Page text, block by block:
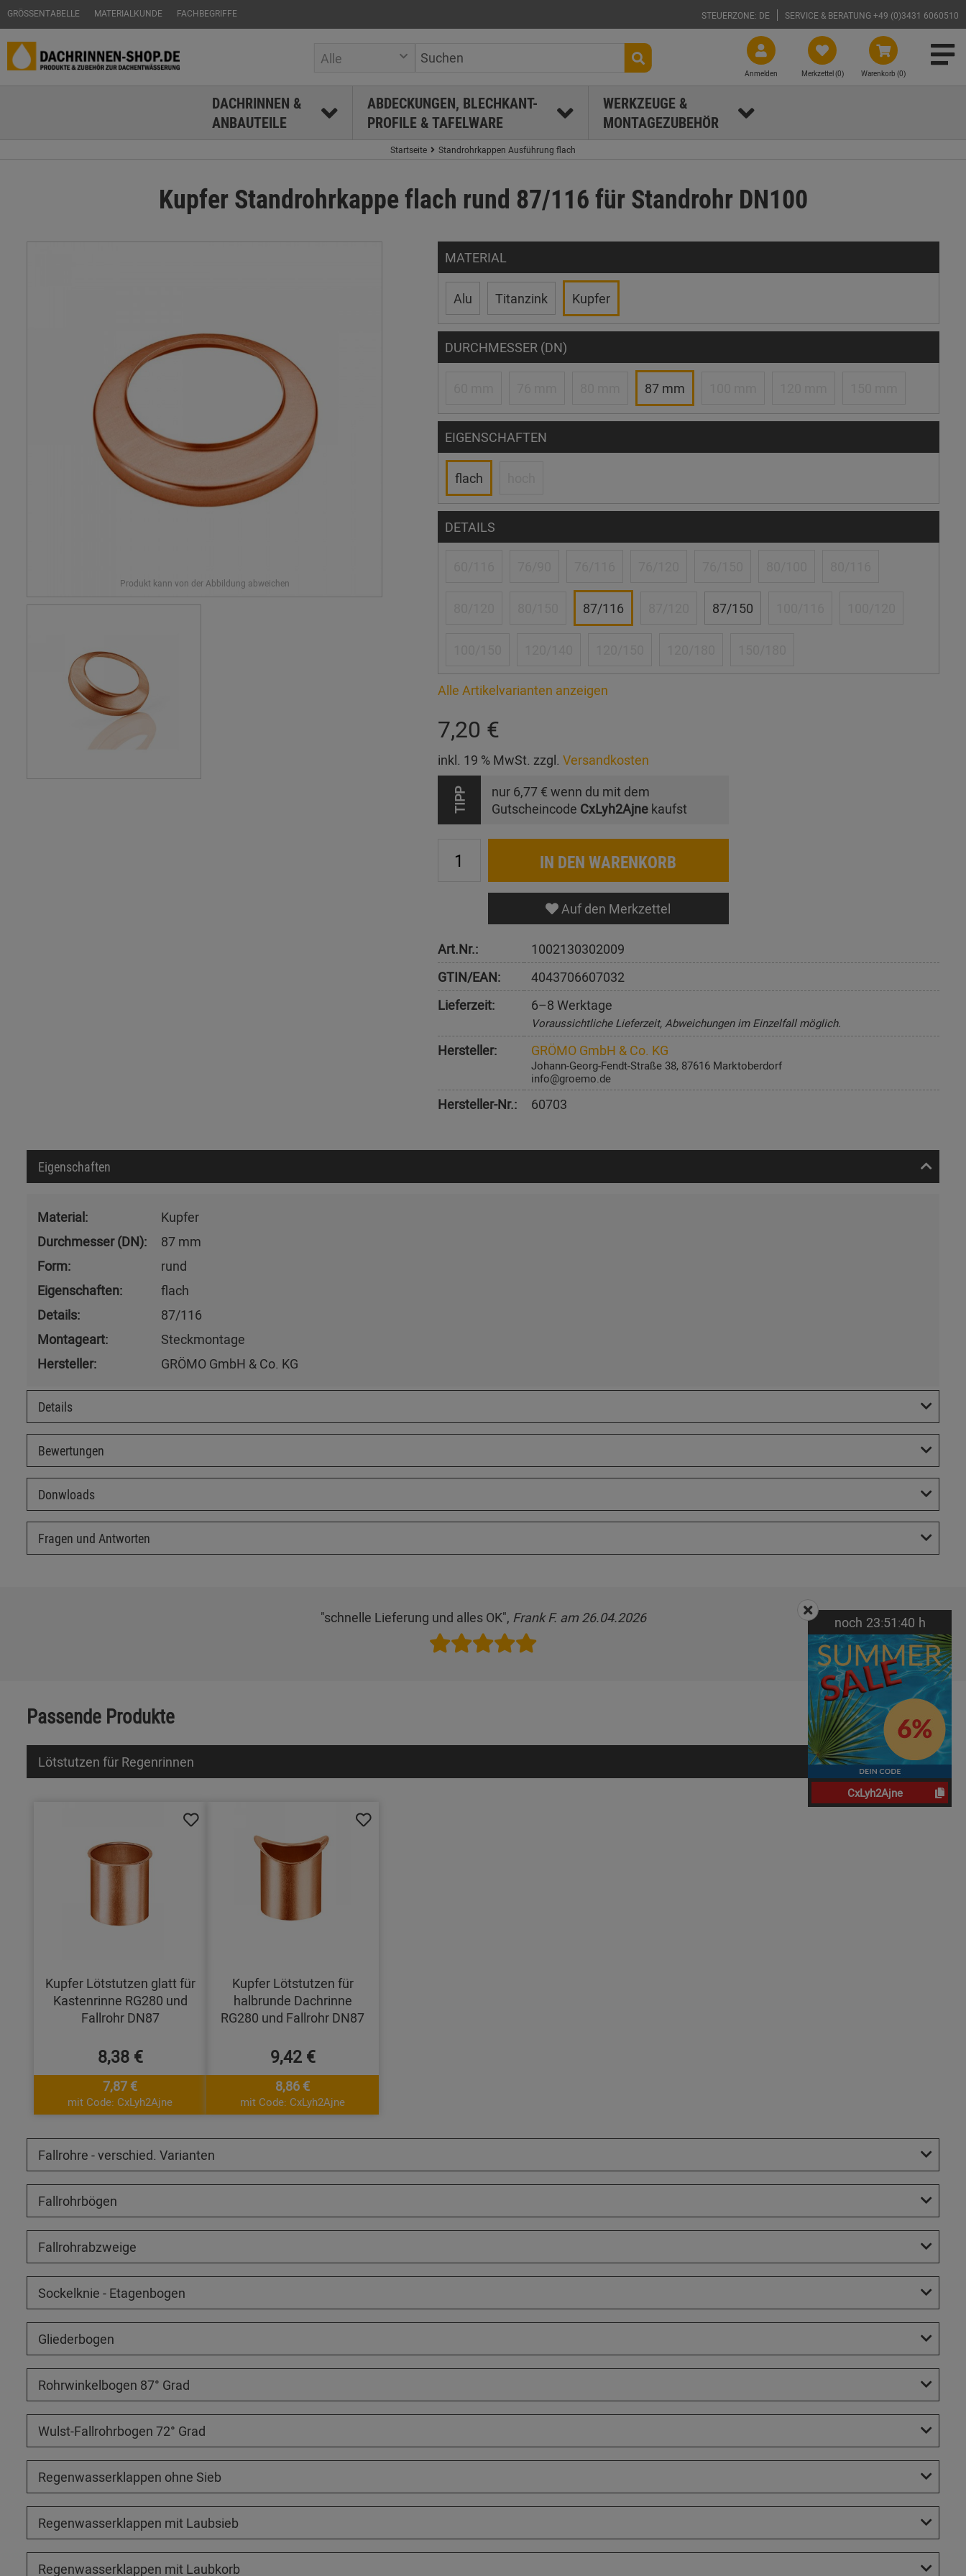
GRÖSSENTABELLE MATERIALKUNDE FACHBEGRIFFE STEUERZONE: DE SERVICE & BERATUNG +49 (0)3431 6060510
Warenkorb (0)
Merkzettel (0)
Anmelden
Alle
DACHRINNEN &
ANBAUTEILE
ABDECKUNGEN, BLECHKANT-
PROFILE & TAFELWARE
WERKZEUGE &
MONTAGEZUBEHÖR
Startseite Standrohrkappen Ausführung flach
Kupfer Standrohrkappe flach rund 87/116 für Standrohr DN100
MATERIAL
Alu Titanzink Kupfer
DURCHMESSER (DN)
87 mm
EIGENSCHAFTEN
flach
DETAILS
87/116 87/150
Alle Artikelvarianten anzeigen
7,20 €
inkl. 19 % MwSt. zzgl. Versandkosten
TIPP nur 6,77 € wenn du mit dem
Gutscheincode CxLyh2Ajnekaufst
IN DEN WARENKORB
Auf den Merkzettel
Art.Nr.:
1002130302009
GTIN/EAN:
4043706607032
Lieferzeit:
6–8 Werktage
Voraussichtliche Lieferzeit, Abweichungen im Einzelfall möglich.
Hersteller: GRÖMO GmbH & Co. KG
Johann-Georg-Fendt-Straße 38, 87616 Marktoberdorf
info@groemo.de
Hersteller-Nr.: 60703
Eigenschaften
Material:
Kupfer
Durchmesser (DN):
87 mm
Form:
rund
Eigenschaften:
flach
Details:
87/116
Montageart:
Steckmontage
Hersteller:
GRÖMO GmbH & Co. KG
Details
Bewertungen
Donwloads
Fragen und Antworten
"schnelle Lieferung und alles OK", Frank F. am 26.04.2026
Passende Produkte
Lötstutzen für Regenrinnen
Kupfer Lötstutzen glatt für
Kastenrinne RG280 und
Fallrohr DN87
8,38 €
7,87 €
mit Code: CxLyh2Ajne
Kupfer Lötstutzen für
halbrunde Dachrinne
RG280 und Fallrohr DN87
9,42 €
8,86 €
mit Code: CxLyh2Ajne
Fallrohre - verschied. Varianten
Fallrohrbögen
Fallrohrabzweige
Sockelknie - Etagenbogen
Gliederbogen
Rohrwinkelbogen 87° Grad
Wulst-Fallrohrbogen 72° Grad
Regenwasserklappen ohne Sieb
Regenwasserklappen mit Laubsieb
Regenwasserklappen mit Laubkorb
noch 23:51:39 h
CxLyh2Ajne